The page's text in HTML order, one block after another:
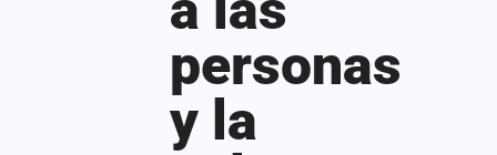
personas
y la